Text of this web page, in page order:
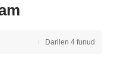
Darllen 4 funud